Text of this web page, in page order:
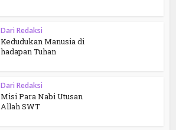
Dari Redaksi
Kedudukan Manusia di
hadapan Tuhan
Dari Redaksi
Misi Para Nabi Utusan
Allah SWT